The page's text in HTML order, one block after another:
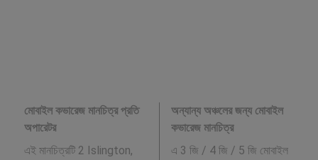
মোবাইল কভারেজ মানচিত্র প্রতি
অপারেটর
এই মানচিত্রটি 2 Islington,
অন্যান্য অঞ্চলের জন্য মোবাইল
কভারেজ মানচিত্র
এ 3 জি / 4 জি / 5 জি মোবাইল